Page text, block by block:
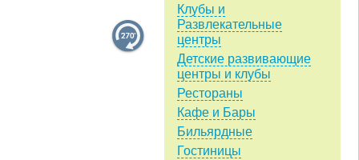
Клубы и
Развлекательные
центры
Детские развивающие
центры и клубы
Рестораны
Кафе и Бары
Бильярдные
Гостиницы